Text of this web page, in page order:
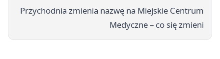
Przychodnia zmienia nazwę na Miejskie Centrum
Medyczne – co się zmieni